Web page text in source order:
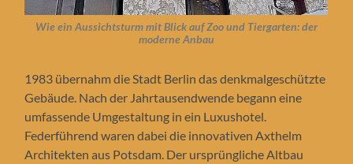
Wie ein Aussichtsturm mit Blick auf Zoo und Tiergarten: der
moderne Anbau
1983 übernahm die Stadt Berlin das denkmalgeschützte
Gebäude. Nach der Jahrtausendwende begann eine
umfassende Umgestaltung in ein Luxushotel.
Federführend waren dabei die innovativen Axthelm
Architekten aus Potsdam. Der ursprüngliche Altbau